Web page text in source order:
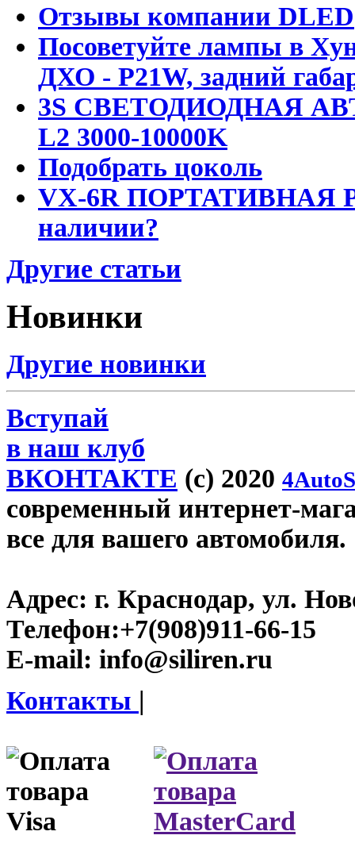
Отзывы компании DLED
Посоветуйте лампы в
ДХО - P21W, задний
3S СВЕТОДИОДНАЯ
L2 3000-10000K
Подобрать цоколь
VX-6R ПОРТАТИВНАЯ
наличии?
Другие статьи
Новинки
Другие новинки
Вступай
в наш клуб
ВКОНТАКТЕ (c) 2020
современный интернет-
все для вашего автомобиля.
Адрес: г. Краснодар, ул.
Телефон:+7(908)911-66-15
E-mail: info@siliren.ru
Контакты |